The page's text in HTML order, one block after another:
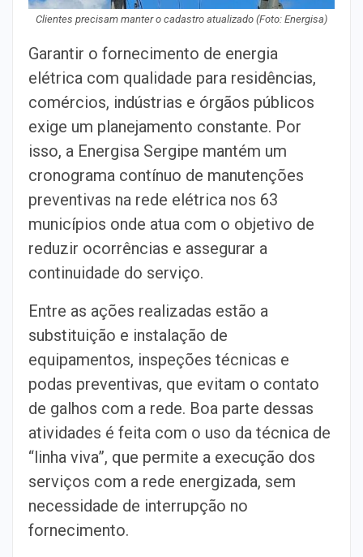
Clientes precisam manter o cadastro atualizado (Foto: Energisa)
Garantir o fornecimento de energia
elétrica com qualidade para residências,
comércios, indústrias e órgãos públicos
exige um planejamento constante. Por
isso, a Energisa Sergipe mantém um
cronograma contínuo de manutenções
preventivas na rede elétrica nos 63
municípios onde atua com o objetivo de
reduzir ocorrências e assegurar a
continuidade do serviço.
Entre as ações realizadas estão a
substituição e instalação de
equipamentos, inspeções técnicas e
podas preventivas, que evitam o contato
de galhos com a rede. Boa parte dessas
atividades é feita com o uso da técnica de
“linha viva”, que permite a execução dos
serviços com a rede energizada, sem
necessidade de interrupção no
fornecimento.